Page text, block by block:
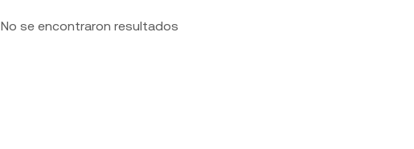
No se encontraron resultados